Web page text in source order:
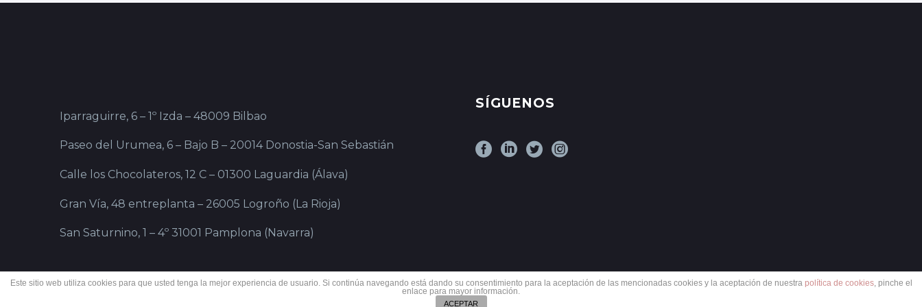
Iparraguirre, 6 – 1º Izda – 48009 Bilbao
Paseo del Urumea, 6 – Bajo B – 20014 Donostia-San Sebastián
Calle los Chocolateros, 12 C – 01300 Laguardia (Álava)
Gran Vía, 48 entreplanta – 26005 Logroño (La Rioja)
San Saturnino, 1 – 4º 31001 Pamplona (Navarra)
SÍGUENOS
Este sitio web utiliza cookies para que usted tenga la mejor experiencia de usuario. Si continúa navegando está dando su consentimiento para la aceptación de las mencionadas cookies y la aceptación de nuestra política de cookies, pinche el
enlace para mayor información.
ACEPTAR